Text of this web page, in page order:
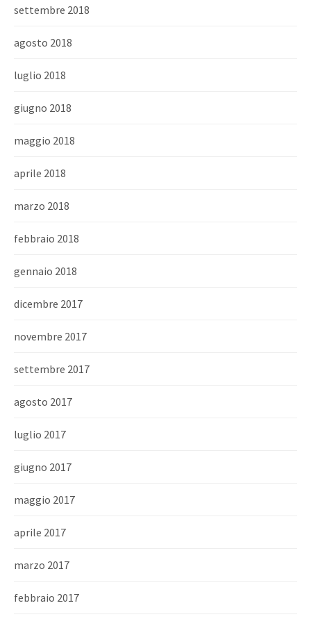
settembre 2018
agosto 2018
luglio 2018
giugno 2018
maggio 2018
aprile 2018
marzo 2018
febbraio 2018
gennaio 2018
dicembre 2017
novembre 2017
settembre 2017
agosto 2017
luglio 2017
giugno 2017
maggio 2017
aprile 2017
marzo 2017
febbraio 2017